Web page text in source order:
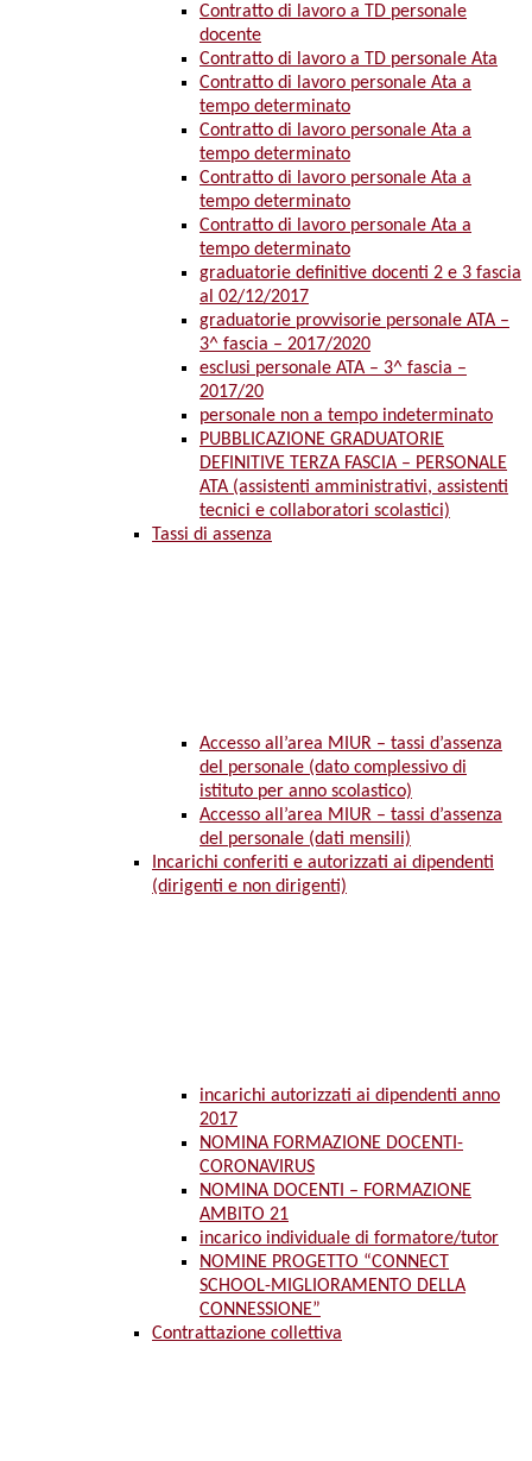
Contratto di lavoro a TD personale
docente
Contratto di lavoro a TD personale Ata
Contratto di lavoro personale Ata a
tempo determinato
Contratto di lavoro personale Ata a
tempo determinato
Contratto di lavoro personale Ata a
tempo determinato
Contratto di lavoro personale Ata a
tempo determinato
graduatorie definitive docenti 2 e 3 fascia
al 02/12/2017
graduatorie provvisorie personale ATA –
3^ fascia – 2017/2020
esclusi personale ATA – 3^ fascia –
2017/20
personale non a tempo indeterminato
PUBBLICAZIONE GRADUATORIE
DEFINITIVE TERZA FASCIA – PERSONALE
ATA (assistenti amministrativi, assistenti
tecnici e collaboratori scolastici)
Tassi di assenza
Accesso all’area MIUR – tassi d’assenza
del personale (dato complessivo di
istituto per anno scolastico)
Accesso all’area MIUR – tassi d’assenza
del personale (dati mensili)
Incarichi conferiti e autorizzati ai dipendenti
(dirigenti e non dirigenti)
incarichi autorizzati ai dipendenti anno
2017
NOMINA FORMAZIONE DOCENTI-
CORONAVIRUS
NOMINA DOCENTI – FORMAZIONE
AMBITO 21
incarico individuale di formatore/tutor
NOMINE PROGETTO “CONNECT
SCHOOL-MIGLIORAMENTO DELLA
CONNESSIONE”
Contrattazione collettiva